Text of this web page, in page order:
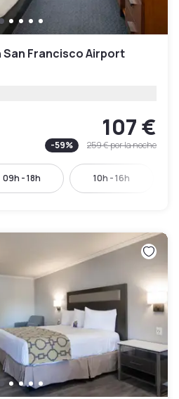
San Francisco Airport
107 €
-59% 259 €por la noche
09h - 18h 10h - 16h